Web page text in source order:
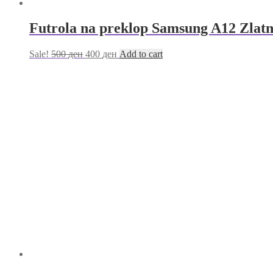
Futrola na preklop Samsung A12
Sale! 500ден 400 ден Add to cart